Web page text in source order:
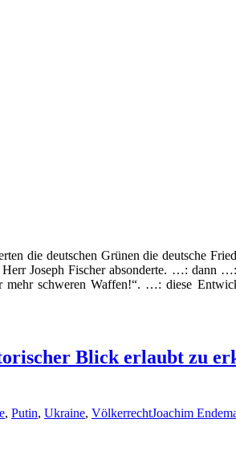
die deutschen Grünen die deutsche
Joseph Fischer absonderte. …: dann
schweren Waffen!“. …: diese
Blick erlaubt zu
, Putin, Ukraine, VölkerrechtJoachim